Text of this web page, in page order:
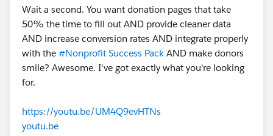
Wait a second. You want donation pages that take
50% the time to fill out AND provide cleaner data
AND increase conversion rates AND integrate properly
with the #Nonprofit Success Pack ​ AND make donors
smile? Awesome. I've got exactly what you're looking
for.
https://youtu.be/UM4Q9evHTNs
youtu.be